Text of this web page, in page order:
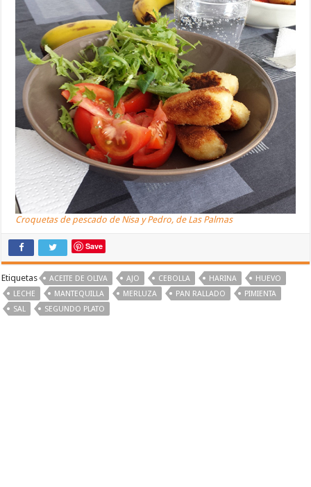
Croquetas de pescado de Nisa y Pedro, de Las Palmas
Save
Etiquetas ACEITE DE OLIVA AJO CEBOLLA HARINA
HUEVO
LECHE
MANTEQUILLA MERLUZA PAN RALLADO
PIMIENTA
SAL
SEGUNDO PLATO